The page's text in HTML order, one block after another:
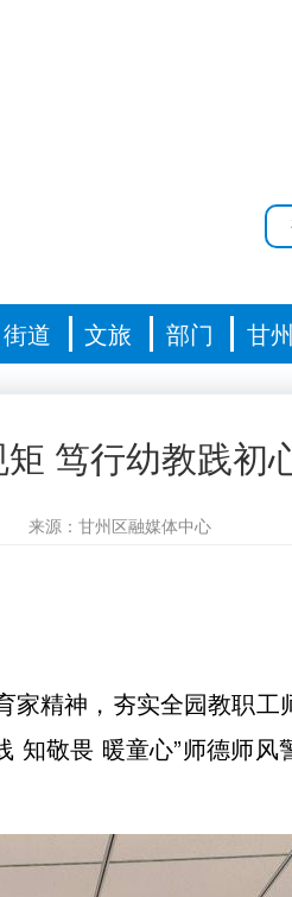
街道 文旅 部门 甘州
笃行幼教践初
来源：甘州区融媒体中心
精神，夯实全园教职工
知敬畏 暖童心”师德师风